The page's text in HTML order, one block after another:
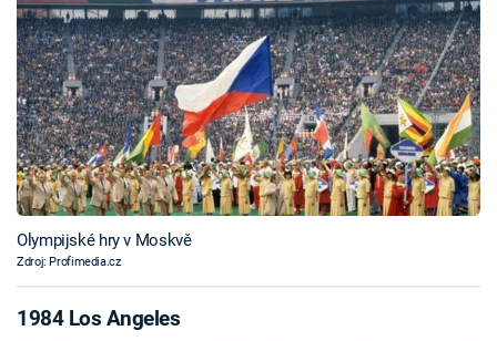
Olympijské hry v Moskvě
Zdroj: Profimedia.cz
1984 Los Angeles